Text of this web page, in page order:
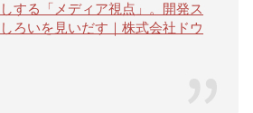
する「メディア視点」。開発ス
ろいを見いだす｜株式会社ドウ